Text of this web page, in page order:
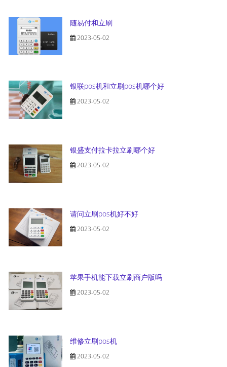
随易付和立刷
2023-05-02
银联pos机和立刷pos机哪个好
2023-05-02
银盛支付拉卡拉立刷哪个好
2023-05-02
请问立刷pos机好不好
2023-05-02
苹果手机能下载立刷商户版吗
2023-05-02
维修立刷pos机
2023-05-02